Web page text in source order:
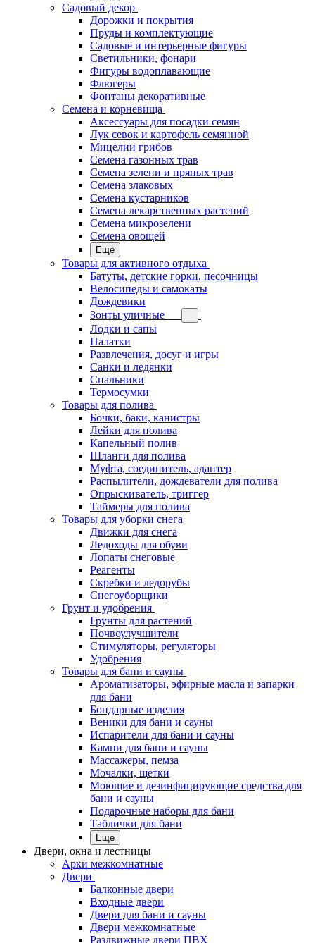
Садовый декор
Дорожки и покрытия
Пруды и комплектующие
Садовые и интерьерные фигуры
Светильники, фонари
Фигуры водоплавающие
Флюгеры
Фонтаны декоративные
Семена и корневища
Аксессуары для посадки семян
Лук севок и картофель семянной
Мицелии грибов
Семена газонных трав
Семена зелени и пряных трав
Семена злаковых
Семена кустарников
Семена лекарственных растений
Семена микрозелени
Семена овощей
Еще
Товары для активного отдыха
Батуты, детские горки, песочницы
Велосипеды и самокаты
Дождевики
Зонты уличные
Лодки и сапы
Палатки
Развлечения, досуг и игры
Санки и ледянки
Спальники
Термосумки
Товары для полива
Бочки, баки, канистры
Лейки для полива
Капельный полив
Шланги для полива
Муфта, соединитель, адаптер
Распылители, дождеватели для полива
Опрыскиватель, триггер
Таймеры для полива
Товары для уборки снега
Движки для снега
Ледоходы для обуви
Лопаты снеговые
Реагенты
Скребки и ледорубы
Снегоуборщики
Грунт и удобрения
Грунты для растений
Почвоулучшители
Стимуляторы, регуляторы
Удобрения
Товары для бани и сауны
Ароматизаторы, эфирные масла и запарки
для бани
Бондарные изделия
Веники для бани и сауны
Испарители для бани и сауны
Камни для бани и сауны
Массажеры, пемза
Мочалки, щетки
Моющие и дезинфицирующие средства для
бани и сауны
Подарочные наборы для бани
Таблички для бани
Еще
Двери, окна и лестницы
Арки межкомнатные
Двери
Балконные двери
Входные двери
Двери для бани и сауны
Двери межкомнатные
Раздвижные двери ПВХ